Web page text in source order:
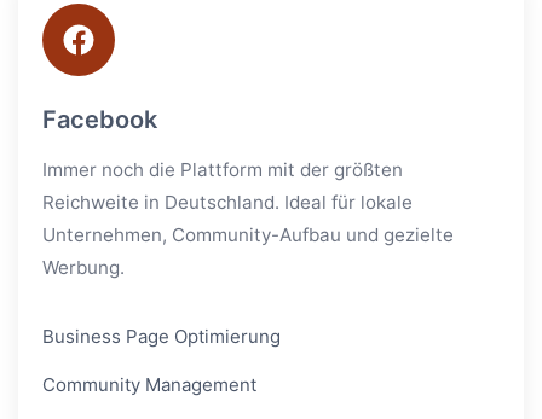
Facebook
Immer noch die Plattform mit der größten
Reichweite in Deutschland. Ideal für lokale
Unternehmen, Community-Aufbau und gezielte
Werbung.
Business Page Optimierung
Community Management